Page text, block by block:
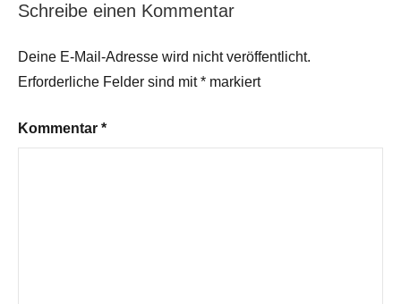
Schreibe einen Kommentar
Deine E-Mail-Adresse wird nicht veröffentlicht.
Erforderliche Felder sind mit* markiert
Kommentar *